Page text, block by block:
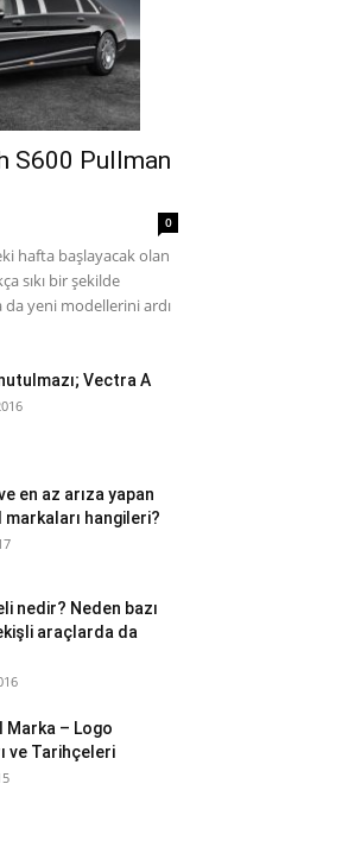
S600 Pullman
0
hafta başlayacak olan
sıkı bir şekilde
da yeni modellerini ardı
Vectra A
en az arıza yapan
hangileri?
nedir? Neden bazı
araçlarda da
Marka – Logo
ve Tarihçeleri